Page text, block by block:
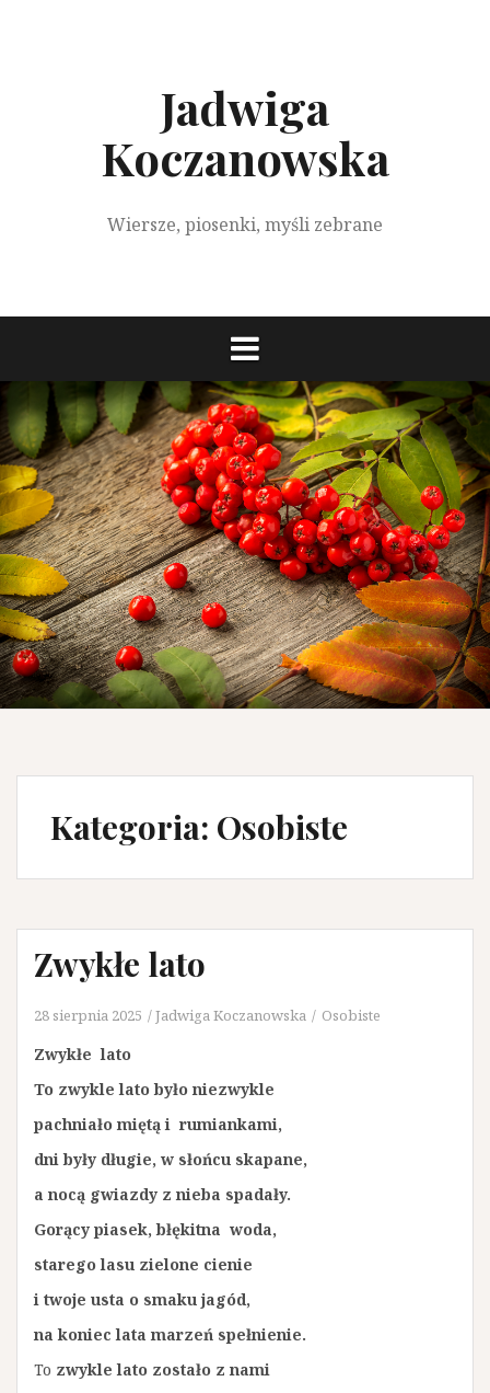
Jadwiga
Koczanowska
Wiersze, piosenki, myśli zebrane
Kategoria: Osobiste
Zwykłe lato
28 sierpnia 2025 Jadwiga Koczanowska Osobiste
Zwykłe lato
To zwykle lato było niezwykle
pachniało miętą i rumiankami,
dni były długie, w słońcu skapane,
a nocą gwiazdy z nieba spadały.
Gorący piasek, błękitna woda,
starego lasu zielone cienie
i twoje usta o smaku jagód,
na koniec lata marzeń spełnienie.
To zwykle lato zostało z nami